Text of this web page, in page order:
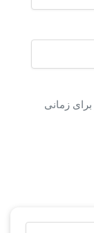
زمانی